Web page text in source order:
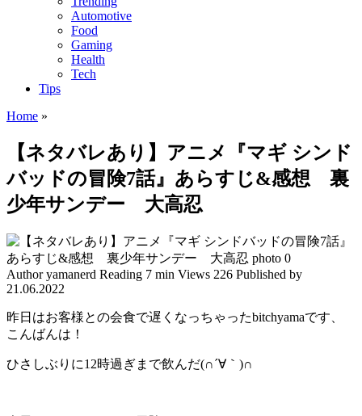
Automotive
Food
Gaming
Health
Tech
Tips
Home »
【ネタバレあり】アニメ『マギ シンド
バッドの冒険7話』あらすじ&感想 裏
少年サンデー 大高忍
Author yamanerd Reading 7 min Views 226 Published by
21.06.2022
昨日はお客様との会食で遅くなっちゃったbitchyamaです、
こんばんは！
ひさしぶりに12時過ぎまで飲んだ(∩´∀｀)∩